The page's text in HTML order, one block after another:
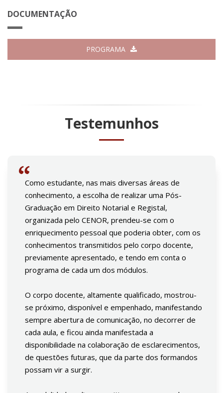
DOCUMENTAÇÃO
PROGRAMA
Testemunhos
Como estudante, nas mais diversas áreas de
conhecimento, a escolha de realizar uma Pós-
Graduação em Direito Notarial e Registal,
organizada pelo CENOR, prendeu-se com o
enriquecimento pessoal que poderia obter, com os
conhecimentos transmitidos pelo corpo docente,
previamente apresentado, e tendo em conta o
programa de cada um dos módulos.
O corpo docente, altamente qualificado, mostrou-
se próximo, disponível e empenhado, manifestando
sempre abertura de comunicação, no decorrer de
cada aula, e ficou ainda manifestada a
disponibilidade na colaboração de esclarecimentos,
de questões futuras, que da parte dos formandos
possam vir a surgir.